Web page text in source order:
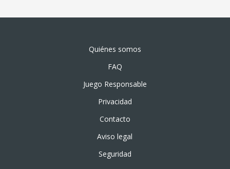
Quiénes somos
FAQ
Juego Responsable
Privacidad
Contacto
Aviso legal
Seguridad